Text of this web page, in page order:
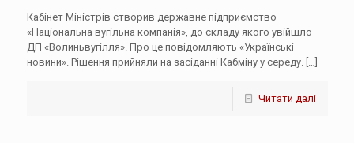
Кабінет Міністрів створив державне підприємство
«Національна вугільна компанія», до складу якого увійшло
ДП «Волиньвугілля». Про це повідомляють «Українські
новини». Рішення прийняли на засіданні Кабміну у середу.[…]
Читати далі